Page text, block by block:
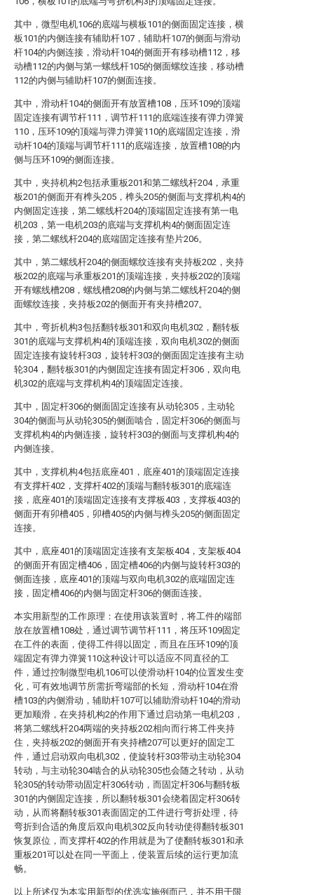
其中，微型电机106的底端与横板101的侧面固定连接，横
板101的内侧连接有辅助杆107，辅助杆107的侧面与滑动
杆104的内侧连接，滑动杆104的侧面开有移动槽112，移
动槽112的内侧与第一螺线杆105的侧面螺纹连接，移动槽
112的内侧与辅助杆107的侧面连接。
其中，滑动杆104的侧面开有放置槽108，压环109的顶端
固定连接有调节杆111，调节杆111的底端连接有弹力弹簧
110，压环109的顶端与弹力弹簧110的底端固定连接，滑
动杆104的顶端与调节杆111的底端连接，放置槽108的内
侧与压环109的侧面连接。
其中，夹持机构2包括承重板201和第二螺线杆204，承重
板201的侧面开有榫头205，榫头205的侧面与支撑机构4的
内侧固定连接，第二螺线杆204的顶端固定连接有第一电
机203，第一电机203的底端与支撑机构4的侧面固定连
接，第二螺线杆204的底端固定连接有垫片206。
其中，第二螺线杆204的侧面螺纹连接有夹持板202，夹持
板202的底端与承重板201的顶端连接，夹持板202的顶端
开有螺线槽208，螺线槽208的内侧与第二螺线杆204的侧
面螺纹连接，夹持板202的侧面开有夹持槽207。
其中，弯折机构3包括翻转板301和双向电机302，翻转板
301的底端与支撑机构4的顶端连接，双向电机302的侧面
固定连接有旋转杆303，旋转杆303的侧面固定连接有主动
轮304，翻转板301的内侧固定连接有固定杆306，双向电
机302的底端与支撑机构4的顶端固定连接。
其中，固定杆306的侧面固定连接有从动轮305，主动轮
304的侧面与从动轮305的侧面啮合，固定杆306的侧面与
支撑机构4的内侧连接，旋转杆303的侧面与支撑机构4的
内侧连接。
其中，支撑机构4包括底座401，底座401的顶端固定连接
有支撑杆402，支撑杆402的顶端与翻转板301的底端连
接，底座401的顶端固定连接有支撑板403，支撑板403的
侧面开有卯槽405，卯槽405的内侧与榫头205的侧面固定
连接。
其中，底座401的顶端固定连接有支架板404，支架板404
的侧面开有固定槽406，固定槽406的内侧与旋转杆303的
侧面连接，底座401的顶端与双向电机302的底端固定连
接，固定槽406的内侧与固定杆306的侧面连接。
本实用新型的工作原理：在使用该装置时，将工件的端部
放在放置槽108处，通过调节调节杆111，将压环109固定
在工件的表面，使得工件得以固定，而且在压环109的顶
端固定有弹力弹簧110这种设计可以适应不同直径的工
件，通过控制微型电机106可以使滑动杆104的位置发生变
化，可有效地调节所需折弯端部的长短，滑动杆104在滑
槽103的内侧滑动，辅助杆107可以辅助滑动杆104的滑动
更加顺滑，在夹持机构2的作用下通过启动第一电机203，
将第二螺线杆204两端的夹持板202相向而行将工件夹持
住，夹持板202的侧面开有夹持槽207可以更好的固定工
件，通过启动双向电机302，使旋转杆303带动主动轮304
转动，与主动轮304啮合的从动轮305也会随之转动，从动
轮305的转动带动固定杆306转动，而固定杆306与翻转板
301的内侧固定连接，所以翻转板301会绕着固定杆306转
动，从而将翻转板301表面固定的工件进行弯折处理，待
弯折到合适的角度后双向电机302反向转动使得翻转板301
恢复原位，而支撑杆402的作用就是为了使翻转板301和承
重板201可以处在同一平面上，使装置后续的运行更加流
畅。
以上所述仅为本实用新型的优选实施例而已，并不用于限